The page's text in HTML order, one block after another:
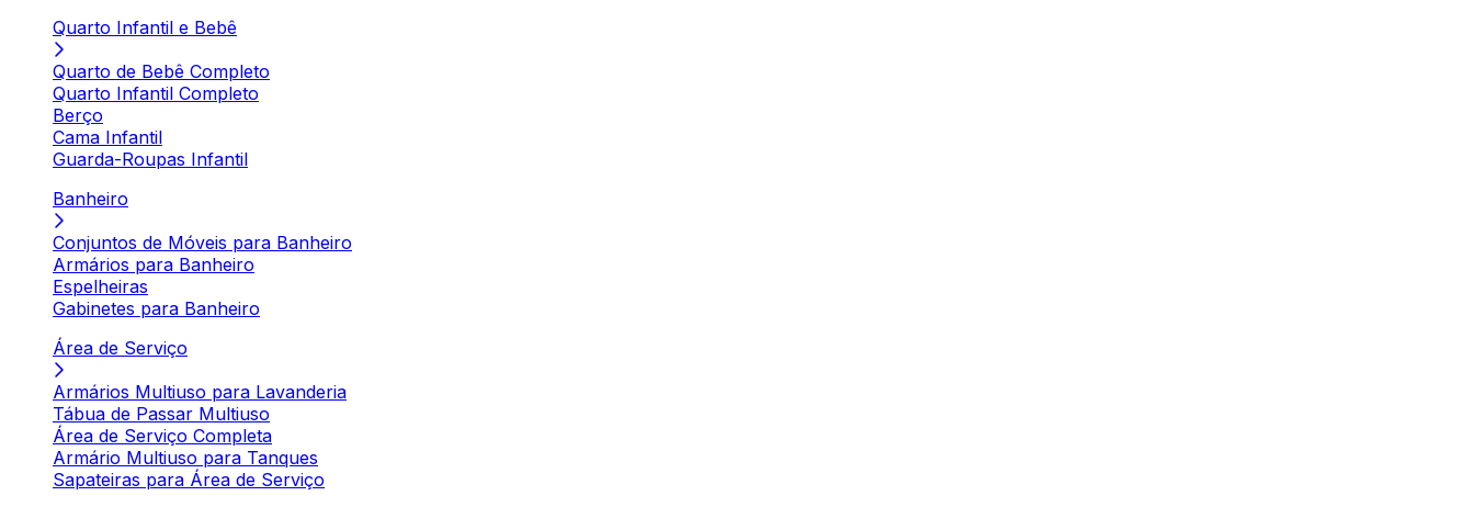
Quarto Infantil e Bebê
Quarto de Bebê Completo
Quarto Infantil Completo
Berço
Cama Infantil
Guarda-Roupas Infantil
Banheiro
Conjuntos de Móveis para Banheiro
Armários para Banheiro
Espelheiras
Gabinetes para Banheiro
Área de Serviço
Armários Multiuso para Lavanderia
Tábua de Passar Multiuso
Área de Serviço Completa
Armário Multiuso para Tanques
Sapateiras para Área de Serviço